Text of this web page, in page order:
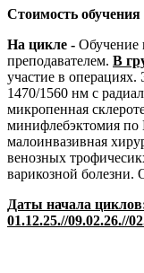
Стоимость обучения
На цикле - Обучение
преподавателем. В
участие в операциях.
1470/1560 нм с
микропенная
минифлебэктомия по
малоинвазивная
венозных
варикозной
Даты начала
01.12.25.//09.02.26.//